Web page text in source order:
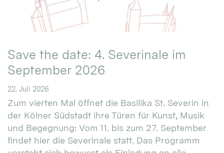
Save the date: 4. Severinale im
September 2026
22. Juli 2026
Zum vierten Mal öffnet die Basilika St. Severin in
der Kölner Südstadt ihre Türen für Kunst, Musik
und Begegnung: Vom 11. bis zum 27. September
findet hier die Severinale statt. Das Programm